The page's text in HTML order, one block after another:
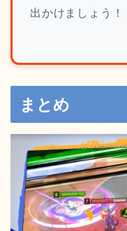
出かけましょう！
まとめ